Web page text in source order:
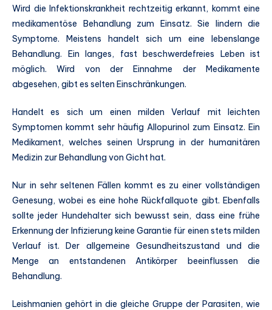
Wird die Infektionskrankheit rechtzeitig erkannt, kommt eine
medikamentöse Behandlung zum Einsatz. Sie lindern die
Symptome. Meistens handelt sich um eine lebenslange
Behandlung. Ein langes, fast beschwerdefreies Leben ist
möglich. Wird von der Einnahme der Medikamente
abgesehen, gibt es selten Einschränkungen.
Handelt es sich um einen milden Verlauf mit leichten
Symptomen kommt sehr häufig Allopurinol zum Einsatz. Ein
Medikament, welches seinen Ursprung in der humanitären
Medizin zur Behandlung von Gicht hat.
Nur in sehr seltenen Fällen kommt es zu einer vollständigen
Genesung, wobei es eine hohe Rückfallquote gibt. Ebenfalls
sollte jeder Hundehalter sich bewusst sein, dass eine frühe
Erkennung der Infizierung keine Garantie für einen stets milden
Verlauf ist. Der allgemeine Gesundheitszustand und die
Menge an entstandenen Antikörper beeinflussen die
Behandlung.
Leishmanien gehört in die gleiche Gruppe der Parasiten, wie